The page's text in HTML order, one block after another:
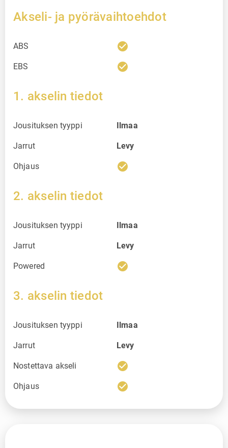
Akseli- ja pyörävaihtoehdot
ABS check_circle
EBS check_circle
1. akselin tiedot
Jousituksen tyyppi Ilmaa
Jarrut Levy
Ohjaus check_circle
2. akselin tiedot
Jousituksen tyyppi Ilmaa
Jarrut Levy
Powered check_circle
3. akselin tiedot
Jousituksen tyyppi Ilmaa
Jarrut Levy
Nostettava akseli check_circle
Ohjaus check_circle